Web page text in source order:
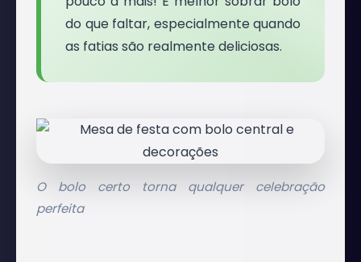
do que faltar, especialmente quando
as fatias são realmente deliciosas.
O bolo certo torna qualquer celebração
perfeita